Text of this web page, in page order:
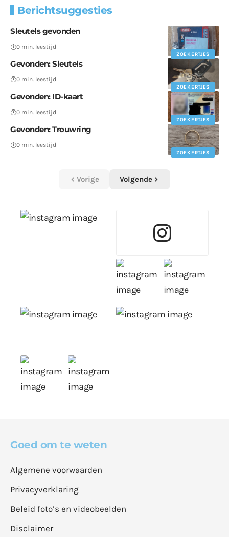
Berichtsuggesties
ZOEKERTJES
Sleutels gevonden
0 min. leestijd
ZOEKERTJES
Gevonden: Sleutels
0 min. leestijd
ZOEKERTJES
Gevonden: ID-kaart
0 min. leestijd
ZOEKERTJES
Gevonden: Trouwring
0 min. leestijd
Vorige Volgende
Goed om te weten
Algemene voorwaarden
Privacyverklaring
Beleid foto’s en videobeelden
Disclaimer